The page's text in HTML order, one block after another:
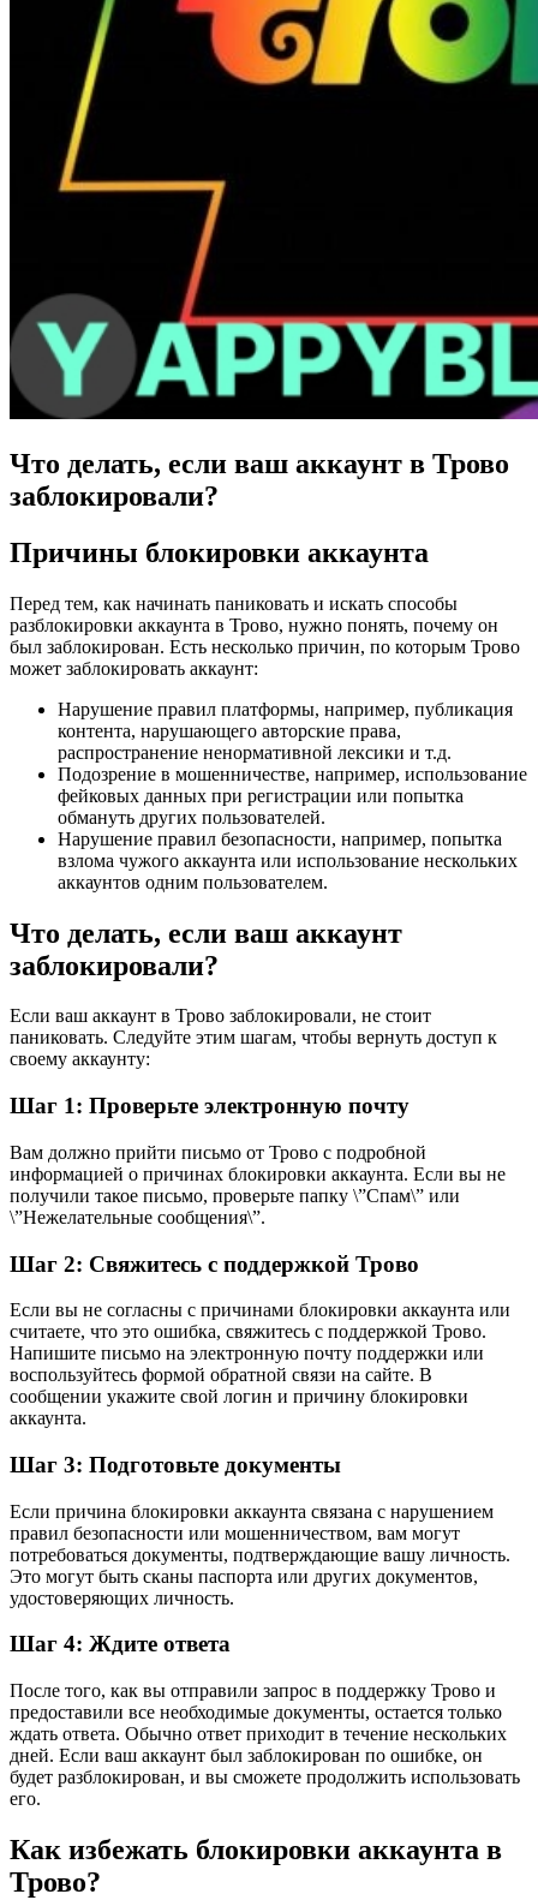
Что делать, если ваш аккаунт в Трово
заблокировали?
Причины блокировки аккаунта
Перед тем, как начинать паниковать и искать способы
разблокировки аккаунта в Трово, нужно понять, почему он
был заблокирован. Есть несколько причин, по которым Трово
может заблокировать аккаунт:
Нарушение правил платформы, например, публикация
контента, нарушающего авторские права,
распространение ненормативной лексики и т.д.
Подозрение в мошенничестве, например, использование
фейковых данных при регистрации или попытка
обмануть других пользователей.
Нарушение правил безопасности, например, попытка
взлома чужого аккаунта или использование нескольких
аккаунтов одним пользователем.
Что делать, если ваш аккаунт
заблокировали?
Если ваш аккаунт в Трово заблокировали, не стоит
паниковать. Следуйте этим шагам, чтобы вернуть доступ к
своему аккаунту:
Шаг 1: Проверьте электронную почту
Вам должно прийти письмо от Трово с подробной
информацией о причинах блокировки аккаунта. Если вы не
получили такое письмо, проверьте папку \”Спам\” или
\”Нежелательные сообщения\”.
Шаг 2: Свяжитесь с поддержкой Трово
Если вы не согласны с причинами блокировки аккаунта или
считаете, что это ошибка, свяжитесь с поддержкой Трово.
Напишите письмо на электронную почту поддержки или
воспользуйтесь формой обратной связи на сайте. В
сообщении укажите свой логин и причину блокировки
аккаунта.
Шаг 3: Подготовьте документы
Если причина блокировки аккаунта связана с нарушением
правил безопасности или мошенничеством, вам могут
потребоваться документы, подтверждающие вашу личность.
Это могут быть сканы паспорта или других документов,
удостоверяющих личность.
Шаг 4: Ждите ответа
После того, как вы отправили запрос в поддержку Трово и
предоставили все необходимые документы, остается только
ждать ответа. Обычно ответ приходит в течение нескольких
дней. Если ваш аккаунт был заблокирован по ошибке, он
будет разблокирован, и вы сможете продолжить использовать
его.
Как избежать блокировки аккаунта в
Трово?